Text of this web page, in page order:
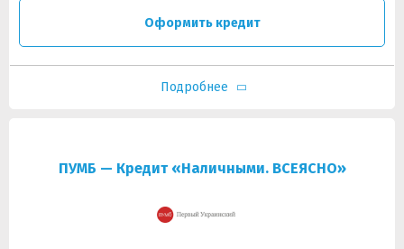
Оформить кредит
Подробнее
ПУМБ — Кредит «Наличными. ВСЕЯСНО»